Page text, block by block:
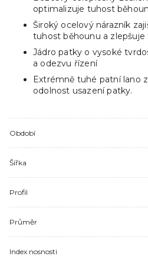
optimalizuje tuhost
Široký ocelový nárazník
tuhost běhounu a zlepšuje
Jádro patky o vysoké
a odezvu řízení
Extrémně tuhé patní lano
odolnost usazení patky.
Období
Šířka
Profil
Průměr
Index nosnosti